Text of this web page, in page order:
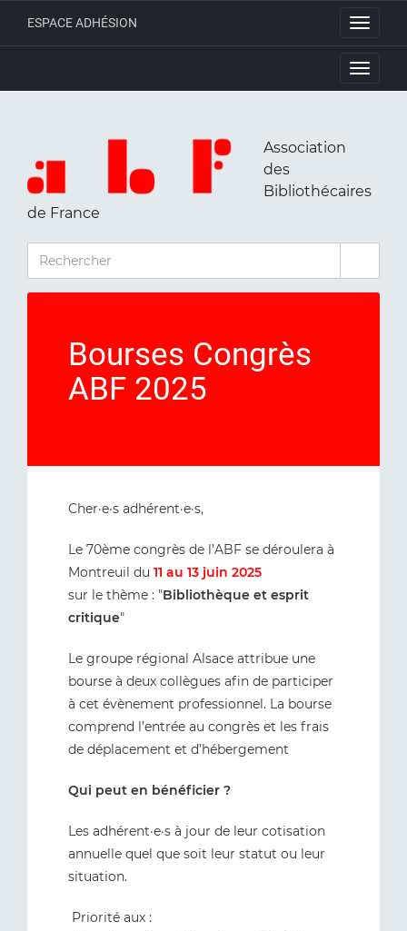
Toggle
ESPACE ADHÉSION
Toggle
Association
des
Bibliothécaires
de France
RECHERCHER
Bourses Congrès
ABF 2025
Cher·e·s adhérent·e·s,
Le 70ème congrès de l’ABF se déroulera à
Montreuil du 11 au 13 juin 2025
sur le thème : "Bibliothèque et esprit
critique"
Le groupe régional Alsace attribue une
bourse à deux collègues afin de participer
à cet évènement professionnel. La bourse
comprend l’entrée au congrès et les frais
de déplacement et d’hébergement
Qui peut en bénéficier ?
Les adhérent·e·s à jour de leur cotisation
annuelle quel que soit leur statut ou leur
situation.
Priorité aux :